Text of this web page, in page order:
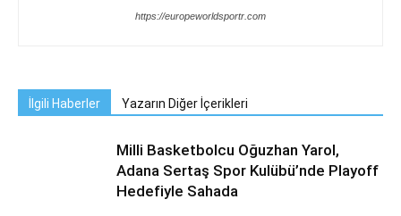
https://europeworldsportr.com
İlgili Haberler Yazarın Diğer İçerikleri
Milli Basketbolcu Oğuzhan Yarol,
Adana Sertaş Spor Kulübü’nde Playoff
Hedefiyle Sahada